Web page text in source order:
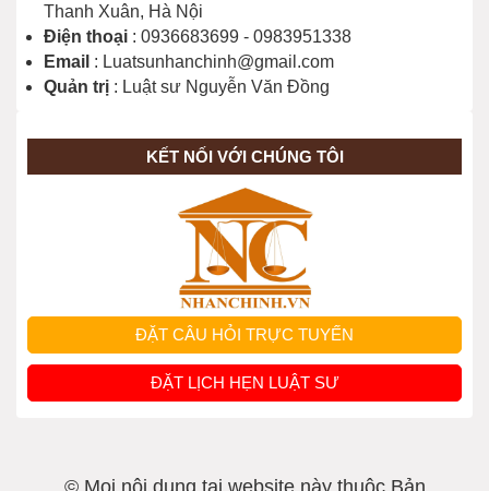
Thanh Xuân, Hà Nội
Điện thoại : 0936683699 - 0983951338
Email : Luatsunhanchinh@gmail.com
Quản trị : Luật sư Nguyễn Văn Đồng
KẾT NỐI VỚI CHÚNG TÔI
ĐẶT CÂU HỎI TRỰC TUYẾN
ĐẶT LỊCH HẸN LUẬT SƯ